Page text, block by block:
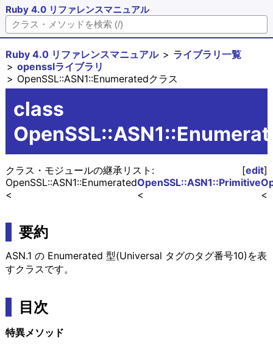
Ruby 4.0 リファレンスマニュアル
Ruby 4.0 リファレンスマニュアル
ライブラリ一覧
opensslライブラリ
OpenSSL::ASN1::Enumeratedクラス
class
[edit]
クラス・モジュールの継承リスト:
OpenSSL::ASN1::Primitive
OpenSSL::ASN1::Enumerated
要約
ASN.1 の Enumerated 型(Universal タグのタグ番号10)を表
すクラスです。
目次
特異メソッド